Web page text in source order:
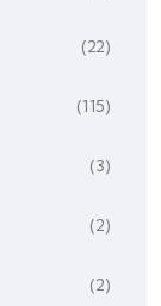
(22)
(115)
(3)
(2)
(2)